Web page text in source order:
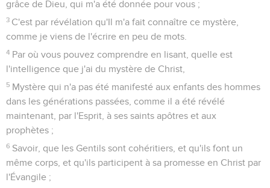
grâce de Dieu, qui m'a été donnée pour vous ;
3 C'est par révélation qu'Il m'a fait connaître ce mystère,
comme je viens de l'écrire en peu de mots.
4 Par où vous pouvez comprendre en lisant, quelle est
l'intelligence que j'ai du mystère de Christ,
5 Mystère qui n'a pas été manifesté aux enfants des hommes
dans les générations passées, comme il a été révélé
maintenant, par l'Esprit, à ses saints apôtres et aux
prophètes ;
6 Savoir, que les Gentils sont cohéritiers, et qu'ils font un
même corps, et qu'ils participent à sa promesse en Christ par
l'Évangile ;